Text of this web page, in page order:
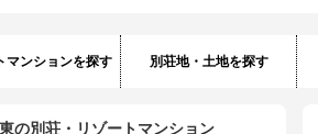
マンションを探す 別荘地・土地を探す
の別荘・リゾートマンション